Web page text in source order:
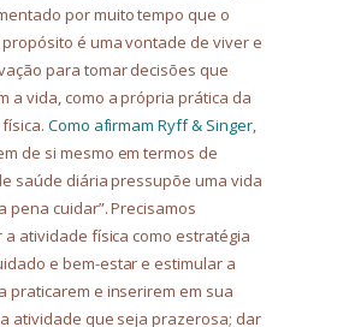
por muito tempo que o
é uma vontade de viver e
para tomar decisões que
a vida, como a própria prática da
Como afirmam Ryff & Singer,
de si mesmo em termos de
saúde diária pressupõe uma vida
pena cuidar”. Precisamos
a atividade física como estratégia
e bem-estar e estimular a
praticarem e inserirem em sua
atividade que seja prazerosa; dar